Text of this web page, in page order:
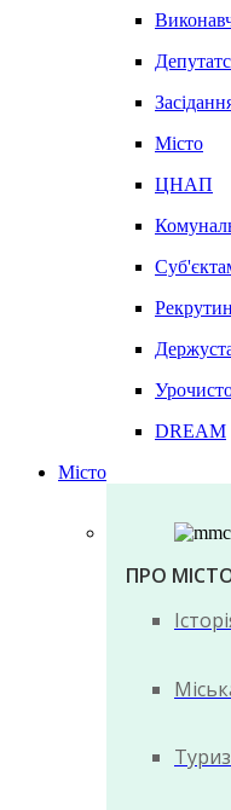
Місто
ЦНАП
DREAM
Місто
ПРО